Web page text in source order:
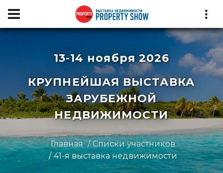
13-14 ноября 2026
КРУПНЕЙШАЯ ВЫСТАВКА
ЗАРУБЕЖНОЙ
НЕДВИЖИМОСТИ
Главная
Списки участников
41-я выставка недвижимости